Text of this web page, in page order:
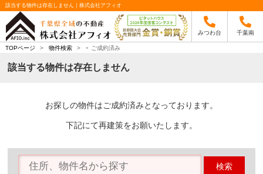
該当する物件は存在しません｜株式会社アフィオ
みつわ台 千葉南
TOPページ > 物件検索 > - ご成約済み
該当する物件は存在しません
お探しの物件はご成約済みとなっております。
下記にて再建策をお願いたします。
検索